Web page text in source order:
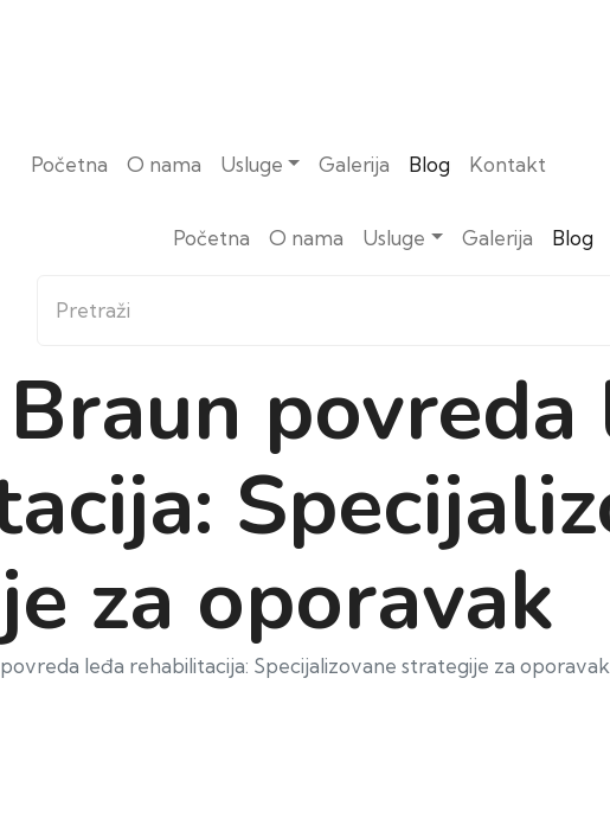
Početna O nama Usluge Galerija Blog Kontakt
Početna O nama Usluge Galerija Blog
povreda
za oporavak
leđa rehabilitacija: Specijalizovane strategije za oporavak